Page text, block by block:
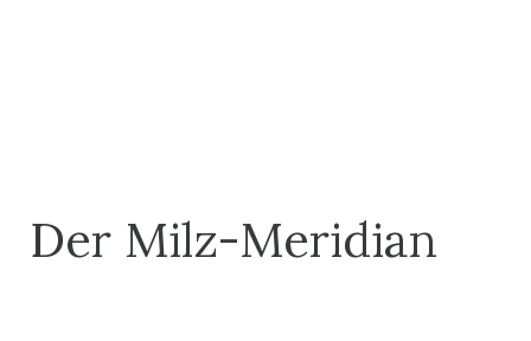
Der Milz-Meridian